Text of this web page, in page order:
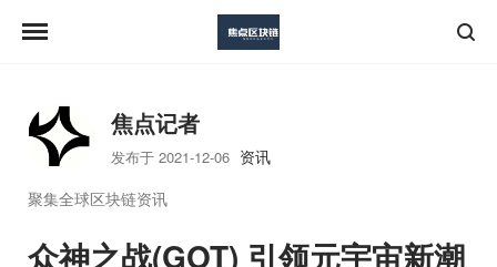
焦点记者
发布于 2021-12-06 资讯
聚集全球区块链资讯
众神之战(GOT) 引领元宇宙新潮